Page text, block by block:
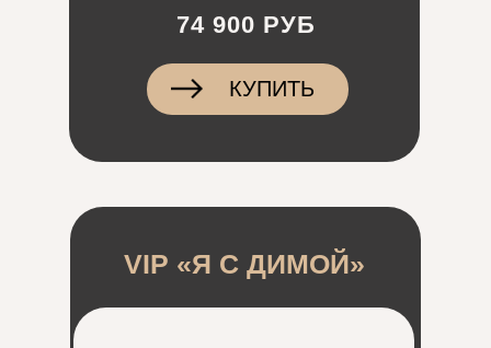
74 900 РУБ
VIP «Я С ДИМОЙ»
КУПИТЬ